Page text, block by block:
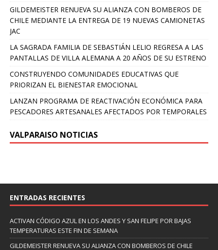
GILDEMEISTER RENUEVA SU ALIANZA CON BOMBEROS DE
CHILE MEDIANTE LA ENTREGA DE 19 NUEVAS CAMIONETAS
JAC
LA SAGRADA FAMILIA DE SEBASTIÁN LELIO REGRESA A LAS
PANTALLAS DE VILLA ALEMANA A 20 AÑOS DE SU ESTRENO
CONSTRUYENDO COMUNIDADES EDUCATIVAS QUE
PRIORIZAN EL BIENESTAR EMOCIONAL
LANZAN PROGRAMA DE REACTIVACIÓN ECONÓMICA PARA
PESCADORES ARTESANALES AFECTADOS POR TEMPORALES
VALPARAISO NOTICIAS
ENTRADAS RECIENTES
ACTIVAN CÓDIGO AZUL EN LOS ANDES Y SAN FELIPE POR BAJAS
TEMPERATURAS ESTE FIN DE SEMANA
GILDEMEISTER RENUEVA SU ALIANZA CON BOMBEROS DE CHILE